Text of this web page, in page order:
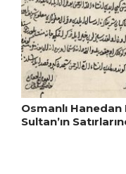
Osmanlı
Sultan’ın